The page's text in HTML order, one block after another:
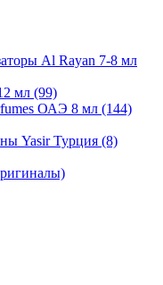
Al Rayan 7-8 мл
мл (99)
ОАЭ 8 мл (144)
Yasir Турция (8)